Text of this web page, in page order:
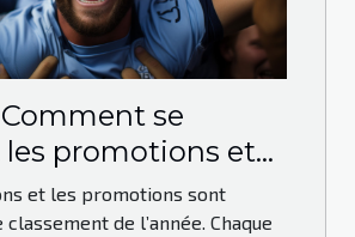
se
les promotions et
?
et les promotions sont
de l’année. Chaque